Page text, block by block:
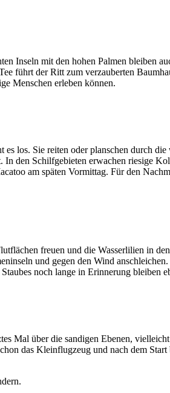
Inseln mit den hohen Palmen bleiben
führt der Ritt zum verzauberten
Menschen erleben können.
los. Sie reiten oder planschen durch
den Schilfgebieten erwachen riesige
am späten Vormittag. Für den
freuen und die Wasserlilien in
und gegen den Wind
noch lange in Erinnerung bleiben
Mal über die sandigen Ebenen,
das Kleinflugzeug und nach dem